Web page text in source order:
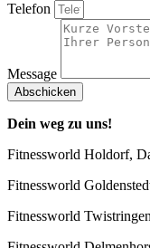
Telefon
Message
Abschicken
Dein weg zu uns!
Fitnessworld Holdorf,
Fitnessworld
Fitnessworld